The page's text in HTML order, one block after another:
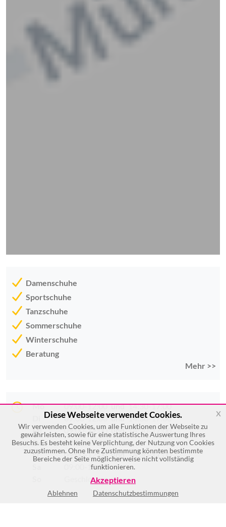
Damenschuhe
Sportschuhe
Tanzschuhe
Sommerschuhe
Winterschuhe
Beratung
Mehr >>
Mo 09:00-12:00 und 14:30-17:00
09:00-12:00 und 14:30-17:00
Mi
09:00-12:00 und 14:30-17:00
Do
09:00-12:00
Fr
09:00-12:00 und 14:30-17:00
09:00-12:00
Geschlossen
Diese Webseite verwendet Cookies.
Wir verwenden Cookies, um alle Funktionen der Webseite zu
gewährleisten, sowie für eine statistische Auswertung Ihres
Besuchs. Es besteht keine Verplichtung, der Nutzung von Cookies
zuzustimmen. Ohne Ihre Zustimmung könnten bestimmte
Bereiche der Seite möglicherweise nicht vollständig
funktionieren.
Akzeptieren
Ablehnen Datenschutzbestimmungen
x